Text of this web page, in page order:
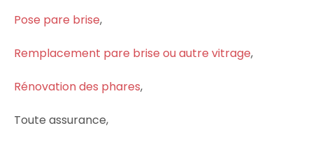
Pose pare brise,
Remplacement pare brise ou autre vitrage,
Rénovation des phares,
Toute assurance,